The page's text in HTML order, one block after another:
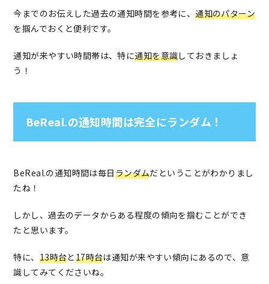
今までのお伝えした過去の通知時間を参考に、通知のパターン
を掴んでおくと便利です。
通知が来やすい時間帯は、特に通知を意識しておきましょ
う！
BeReal.の通知時間は完全にランダム！
BeReal.の通知時間は毎日ランダムだということがわかりまし
たね！
しかし、過去のデータからある程度の傾向を掴むことができ
たと思います。
特に、 13時台と17時台は通知が来やすい傾向にあるので、意
識してみてくださいね。